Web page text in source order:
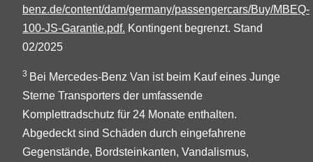
benz.de/content/dam/germany/passengercars/Buy/MBEQ-
100-JS-Garantie.pdf. Kontingent begrenzt. Stand
02/2025
3 Bei Mercedes-Benz Van ist beim Kauf eines Junge
Sterne Transporters der umfassende
Komplettradschutz für 24 Monate enthalten.
Abgedeckt sind Schäden durch eingefahrene
Gegenstände, Bordsteinkanten, Vandalismus,